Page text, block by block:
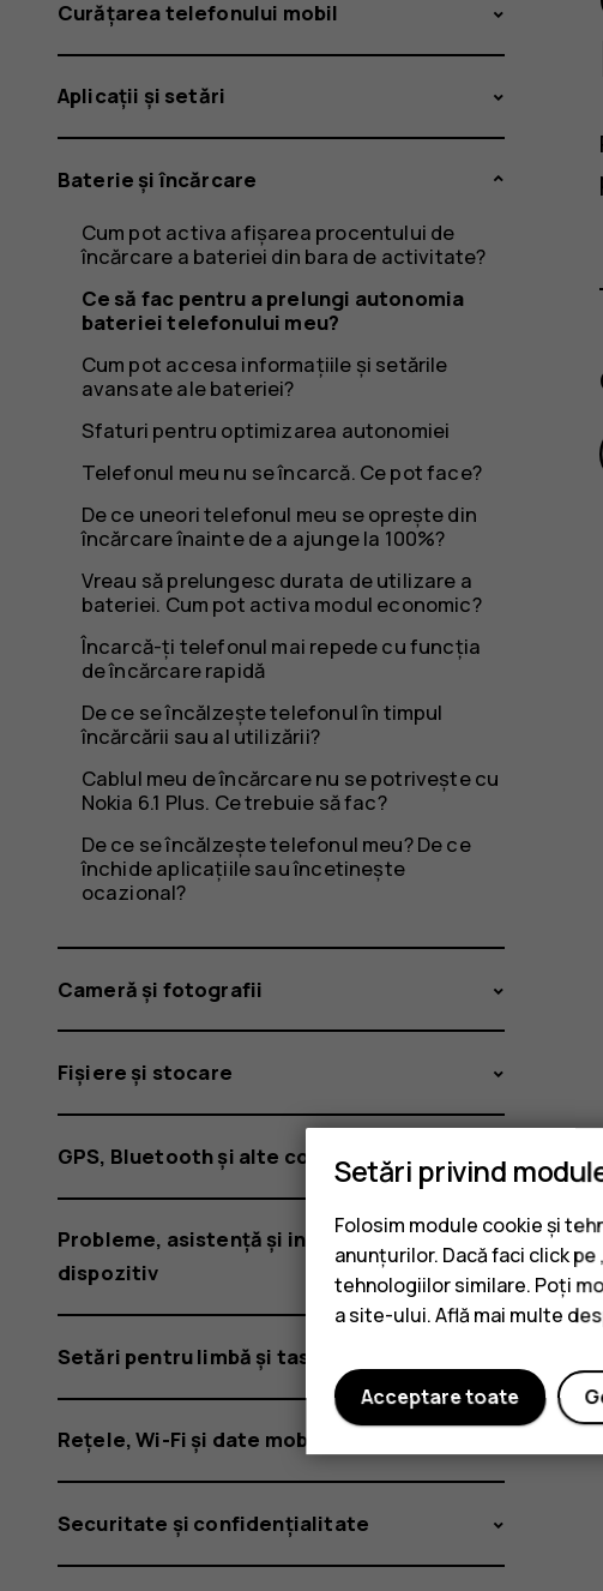
a
prelungi
bateriei
telefonului
meu?
Curățarea telefonului mobil
Aplicații și setări
Baterie și încărcare
Cum pot activa afișarea procentului de
încărcare a bateriei din bara de activitate?
Ce să fac pentru a prelungi autonomia
bateriei telefonului meu?
Cum pot accesa informațiile și setările
avansate ale bateriei?
Sfaturi pentru optimizarea autonomiei
Telefonul meu nu se încarcă. Ce pot face?
De ce uneori telefonul meu se oprește din
încărcare înainte de a ajunge la 100%?
Vreau să prelungesc durata de utilizare a
bateriei. Cum pot activa modul economic?
Încarcă-ți telefonul mai repede cu funcția
de încărcare rapidă
De ce se încălzește telefonul în timpul
încărcării sau al utilizării?
Cablul meu de încărcare nu se potrivește cu
Nokia 6.1 Plus. Ce trebuie să fac?
De ce se încălzește telefonul meu? De ce
închide aplicațiile sau încetinește
ocazional?
Cameră și fotografii
Fișiere și stocare
GPS, Bluetooth și alte conexiuni
Probleme, asistență și informații despre
dispozitiv
Setări pentru limbă și tastatură
Rețele, Wi-Fi și date mobile
Securitate și confidențialitate
Setări privind
Folosim module cookie și
anunțurilor. Dacă faci click
tehnologiilor similare. Poți
a site-ului. Află mai multe
Acceptare toate